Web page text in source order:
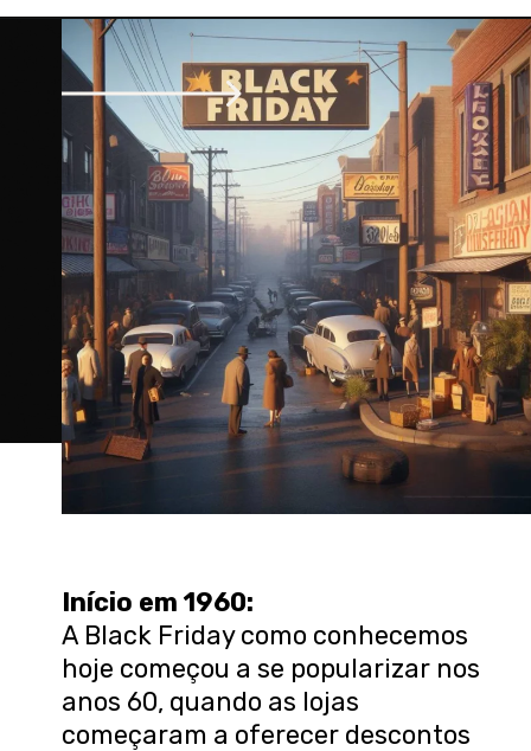
Início em 1960:
A Black Friday como conhecemos
hoje começou a se popularizar nos
anos 60, quando as lojas
começaram a oferecer descontos